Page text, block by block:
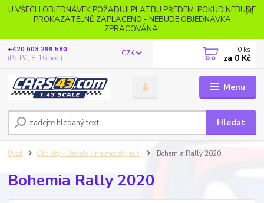
U VŠECH OBJEDNÁVEK POŽADUJI PLATBU PŘEDEM. POKUD NEBUDE
PROKAZATELNĚ ZAPLACENO - NEBUDE OBJEDNÁVKA
ZPRACOVÁNA!
Menu
CZK
Hledat
+420 603 299 580
(Po-Pá, 8-16 hod.)
0 ks
za 0 Kč
Úvod Obtisky - Decals - na modely aut Bohemia Rally 2020
Bohemia Rally 2020